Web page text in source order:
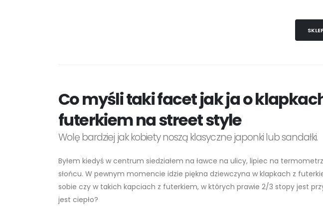
Co myśli taki facet jak ja o
futerkiem na street style
Wolę bardziej jak kobiety noszą klasyczne japonki lub sandałki.
Byłem kiedyś w centrum siedziałem na ławce na ulicy, lipiec na
słońcu. W pewnym momencie idzie piękna dziewczyna w klapkach z
sobie czy w takich kapciach z futerkiem, w których prawie 2/3 stopy jest
jest ciepło?